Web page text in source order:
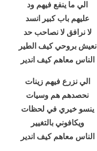
الي ما ينفع فيهم ود
عليهم باب كبير انسد
لا نرافق لا نصاحب حد
نعيش بروحي كيف الطير
الناس معاهم كيف اندير
الي نزرع فيهم زينات
نحصدهم هم وسيات
ينسو خيري في لحظات
ويكافوني بالتغيير
الناس معاهم كيف اندير